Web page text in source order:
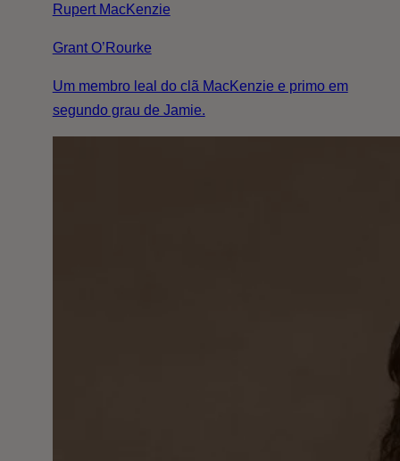
Rupert MacKenzie
Grant O’Rourke
Um membro leal do clã MacKenzie e primo em
segundo grau de Jamie.